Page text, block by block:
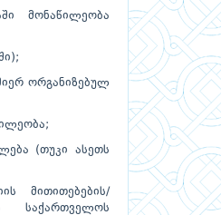
მონაწილეობა
ორგანიზებულ
(თუკი ასეთს
მითითებების/
საქართველოს